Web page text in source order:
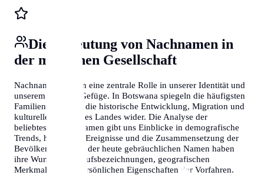
Die Bedeutung von Nachnamen in
der modernen Gesellschaft
Nachnamen spielen eine zentrale Rolle in unserer Identität und
unserem sozialen Gefüge. In Botswana spiegeln die häufigsten
Familiennamen oft die historische Entwicklung, Migration und
kulturelle Vielfalt des Landes wider. Die Analyse der
beliebtesten Nachnamen gibt uns Einblicke in demografische
Trends, historische Ereignisse und die Zusammensetzung der
Bevölkerung. Viele der heute gebräuchlichen Namen haben
ihre Wurzeln in Berufsbezeichnungen, geografischen
Merkmalen oder persönlichen Eigenschaften der Vorfahren.